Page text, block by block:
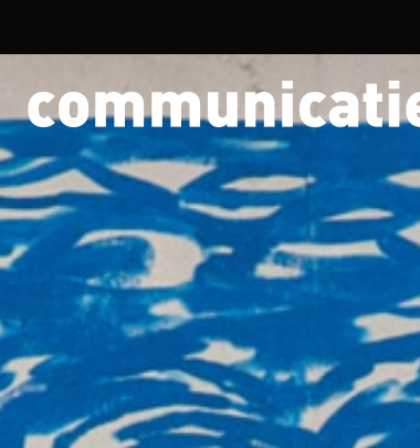
Overslaan en naar de inhoud gaan